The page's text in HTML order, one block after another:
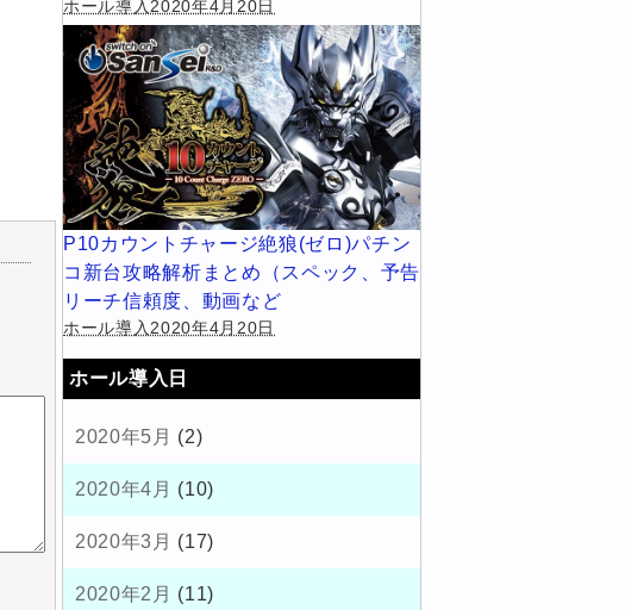
ホール導入2020年4月20日
P10カウントチャージ絶狼(ゼロ)パチン
コ新台攻略解析まとめ（スペック、予告
リーチ信頼度、動画など
ホール導入2020年4月20日
ホール導入日
2020年5月 (2)
2020年4月 (10)
2020年3月 (17)
2020年2月 (11)